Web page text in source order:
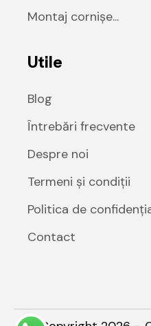
Montaj cornișe...
Utile
Blog
Întrebări frecvente
Despre noi
Termeni și condiții
Politica de
Contact